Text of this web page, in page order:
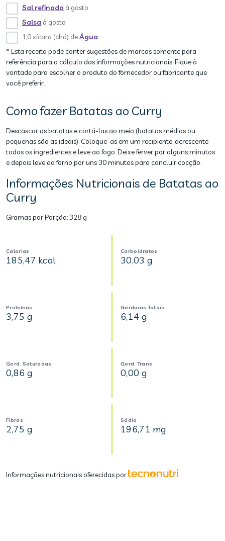
Sal refinado à gosto
Salsa à gosto
1,0 xícara (chá) deÁgua
* Esta receita pode conter sugestões de marcas somente para
referência para o cálculo das informações nutricionais. Fique à
vontade para escolher o produto do fornecedor ou fabricante que
você preferir.
Como fazer Batatas ao Curry
Descascar as batatas e cortá-las ao meio (batatas médias ou
pequenas são as ideais). Coloque-as em um recipiente, acrescente
todos os ingredientes e leve ao fogo. Deixe ferver por alguns minutos
e depois leve ao forno por uns 30 minutos para concluir cocção.
Informações Nutricionais de Batatas ao
Curry
Gramas por Porção:328 g
Calorias
185,47 kcal
Carboidratos
30,03 g
Proteínas
3,75 g
Gorduras Totais
6,14 g
Gord. Saturadas
0,86 g
Gord. Trans
0,00 g
Fibras
2,75 g
Sódio
196,71 mg
Informações nutricionais oferecidas por